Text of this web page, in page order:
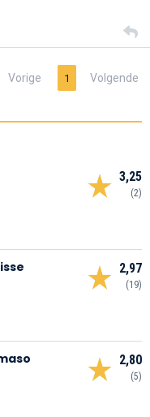
Vorige 1 Volgende
3,25
(2)
2,97
(19)
2,80
(5)